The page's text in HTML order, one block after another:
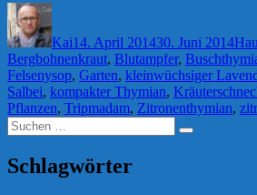
–
Pflanzen
der
Mittelmeerzone
(8)“
Autor
Kai14. April 201430. Juni 2014
Bergbohnenkraut, Blutampfer,
Felsenysop, Garten, kleinwüchsiger
Salbei, kompakter Thymian,
Pflanzen, Tripmadam, Zitronenthymian,
Suchen
nach:
Suchen
Schlagwörter